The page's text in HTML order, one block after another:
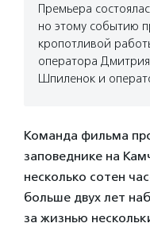
Премьера
но этому событию
кропотливой
оператора
Шпиленок и
Команда фильма
заповеднике на
несколько сотен
больше двух лет
за жизнью